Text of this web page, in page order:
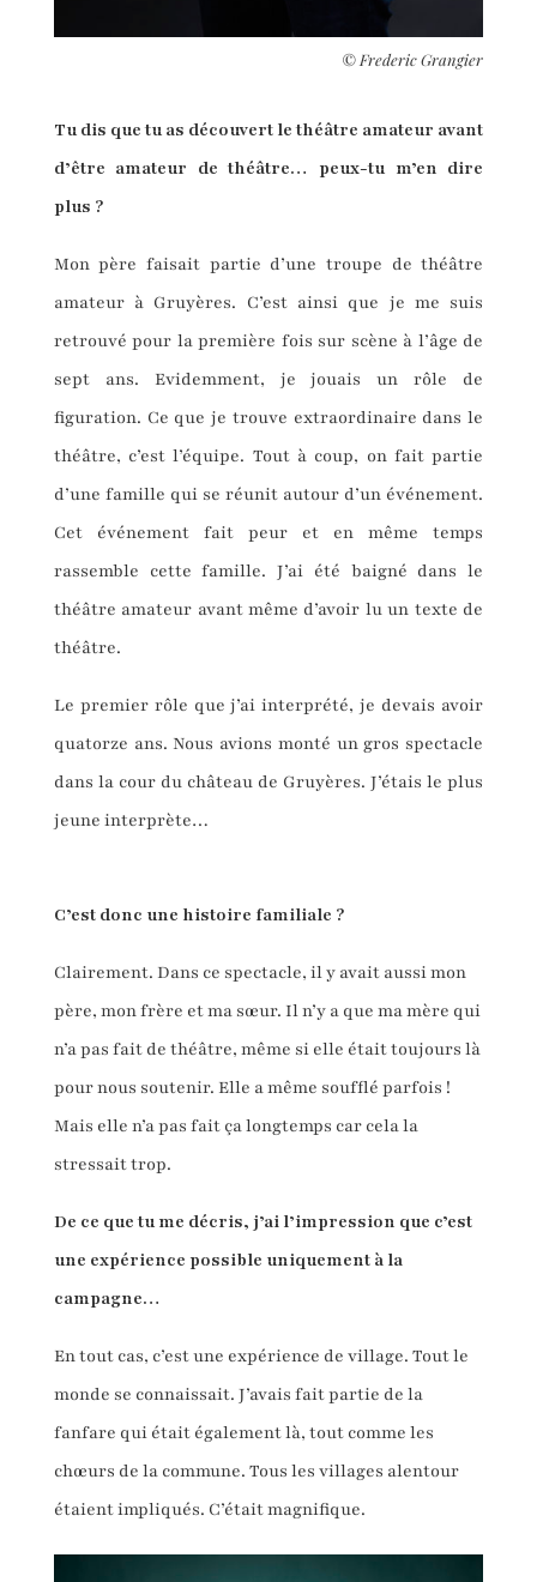
© Frederic Grangier
Tu dis que tu as découvert le théâtre amateur avant
d’être amateur de théâtre… peux-tu m’en dire
plus ?
Mon père faisait partie d’une troupe de théâtre
amateur à Gruyères. C’est ainsi que je me suis
retrouvé pour la première fois sur scène à l’âge de
sept ans. Evidemment, je jouais un rôle de
figuration. Ce que je trouve extraordinaire dans le
théâtre, c’est l’équipe. Tout à coup, on fait partie
d’une famille qui se réunit autour d’un événement.
Cet événement fait peur et en même temps
rassemble cette famille. J’ai été baigné dans le
théâtre amateur avant même d’avoir lu un texte de
théâtre.
Le premier rôle que j’ai interprété, je devais avoir
quatorze ans. Nous avions monté un gros spectacle
dans la cour du château de Gruyères. J’étais le plus
jeune interprète…
C’est donc une histoire familiale ?
Clairement. Dans ce spectacle, il y avait aussi mon
père, mon frère et ma sœur. Il n’y a que ma mère qui
n’a pas fait de théâtre, même si elle était toujours là
pour nous soutenir. Elle a même soufflé parfois !
Mais elle n’a pas fait ça longtemps car cela la
stressait trop.
De ce que tu me décris, j’ai l’impression que c’est
une expérience possible uniquement à la
campagne…
En tout cas, c’est une expérience de village. Tout le
monde se connaissait. J’avais fait partie de la
fanfare qui était également là, tout comme les
chœurs de la commune. Tous les villages alentour
étaient impliqués. C’était magnifique.